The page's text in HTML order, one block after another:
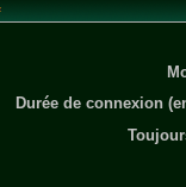
Durée de connexion